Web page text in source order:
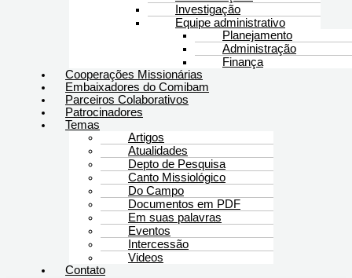
Investigação
Equipe administrativo
Planejamento
Administração
Finança
Cooperações Missionárias
Embaixadores do Comibam
Parceiros Colaborativos
Patrocinadores
Temas
Artigos
Atualidades
Depto de Pesquisa
Canto Missiológico
Do Campo
Documentos em PDF
Em suas palavras
Eventos
Intercessão
Videos
Contato